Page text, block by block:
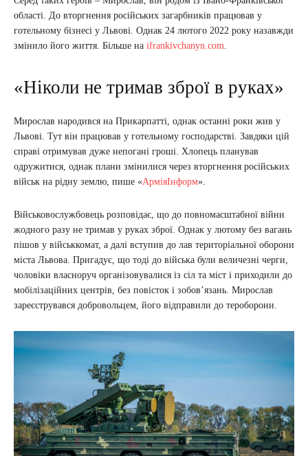
області. До вторгнення російських загарбників працював у
готельному бізнесі у Львові. Однак 24 лютого 2022 року назавжди
змінило його життя. Більше на ifrankivchanyn.com.
«Ніколи не тримав зброї в руках»
Мирослав народився на Прикарпатті, однак останні роки жив у
Львові. Тут він працював у готельному господарстві. Завдяки цій
справі отримував дуже непогані гроші. Хлопець планував
одружитися, однак плани змінилися через вторгнення російських
військ на рідну землю, пише «АрміяІнформ».
Військовослужбовець розповідає, що до повномасштабної війни
жодного разу не тримав у руках зброї. Однак у лютому без вагань
пішов у військкомат, а далі вступив до лав територіальної оборони
міста Львова. Пригадує, що тоді до війська були величезні черги,
чоловіки власноруч організовувалися із сіл та міст і приходили до
мобілізаційних центрів, без повісток і зобов’язань. Мирослав
зареєструвався добровольцем, його відправили до тероборони.